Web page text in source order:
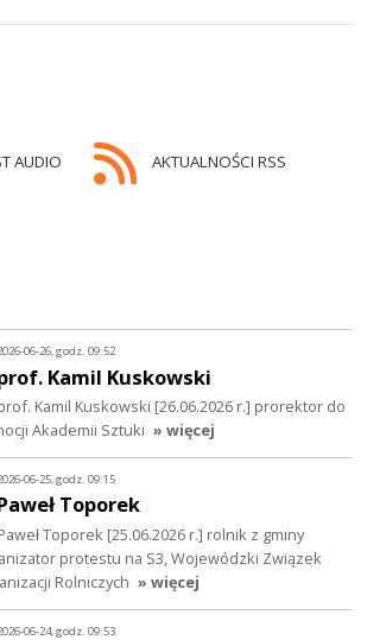
AUDIO AKTUALNOŚCI RSS
06-26, godz. 09:52
Kamil Kuskowski
Kamil Kuskowski [26.06.2026 r.] prorektor do
Akademii Sztuki » więcej
06-25, godz. 09:15
Toporek
Toporek [25.06.2026 r.] rolnik z gminy
protestu na S3, Wojewódzki Związek
Rolniczych » więcej
06-24, godz. 09:53